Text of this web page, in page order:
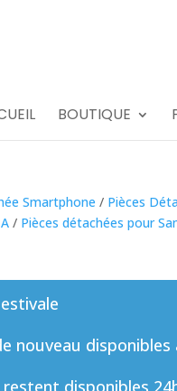
BOUTIQUE
Smartphone / Pièces
/ Pièces détachées pour
nouveau
restent disponibles